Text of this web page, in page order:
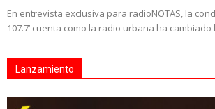
En entrevista exclusiva para radioNOTAS, la
107.7’ cuenta como la radio urbana ha
Lanzamiento